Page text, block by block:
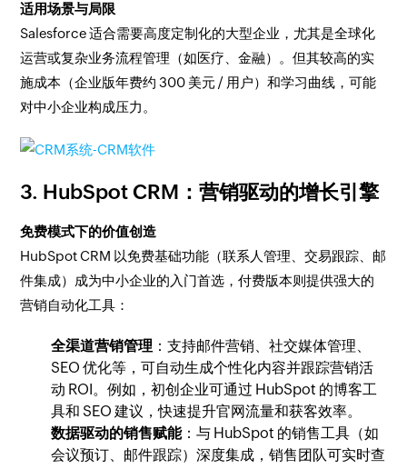
适用场景与局限
Salesforce 适合需要高度定制化的大型企业，尤其是全球化
运营或复杂业务流程管理（如医疗、金融）。但其较高的实
施成本（企业版年费约 300 美元 / 用户）和学习曲线，可能
对中小企业构成压力。
3. HubSpot CRM：营销驱动的增长引擎
免费模式下的价值创造
HubSpot CRM 以免费基础功能（联系人管理、交易跟踪、邮
件集成）成为中小企业的入门首选，付费版本则提供强大的
营销自动化工具：
全渠道营销管理 ：支持邮件营销、社交媒体管理、
SEO 优化等，可自动生成个性化内容并跟踪营销活
动 ROI。例如，初创企业可通过 HubSpot 的博客工
具和 SEO 建议，快速提升官网流量和获客效率。
数据驱动的销售赋能：与 HubSpot 的销售工具（如
会议预订、邮件跟踪）深度集成，销售团队可实时查